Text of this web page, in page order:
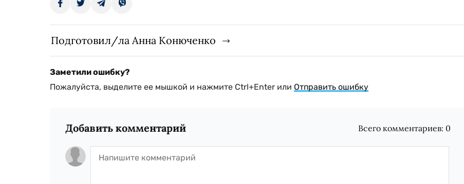
Подготовил/ла Анна Конюченко
Заметили ошибку?
Пожалуйста, выделите ее мышкой и нажмите Ctrl+Enter или Отправить ошибку
Добавить комментарий Всего комментариев: 0